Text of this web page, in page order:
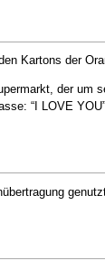
Kartons der
der
“I LOVE